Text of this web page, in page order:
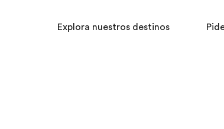
Explora nuestros destinos